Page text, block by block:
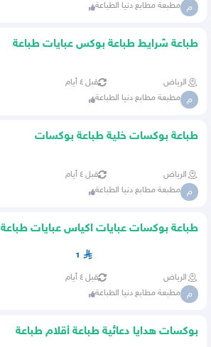
م مطبعة مطابع دنيا الطباعة
طباعة شرايط طباعة بوكس عبايات طباعة
الرياض قبل ٤ أيام
م مطبعة مطابع دنيا الطباعة
طباعة بوكسات خلية طباعة بوكسات
الرياض قبل ٤ أيام
م مطبعة مطابع دنيا الطباعة
طباعة بوكسات عبايات اكياس عبايات طباعة
ستيكر كباعة اختام خشب
1
الرياض قبل ٤ أيام
م مطبعة مطابع دنيا الطباعة
بوكسات هدايا دعائية طباعة أقلام طباعة